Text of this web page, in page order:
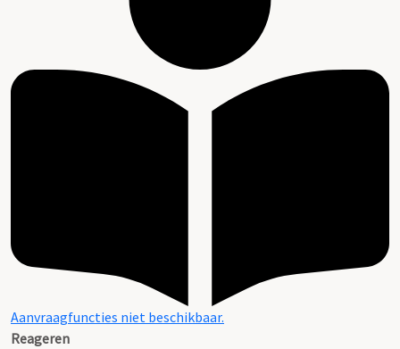
Aanvraagfuncties niet beschikbaar.
Reageren